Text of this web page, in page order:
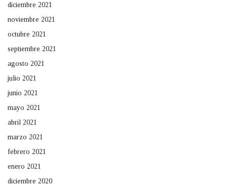
diciembre 2021
noviembre 2021
octubre 2021
septiembre 2021
agosto 2021
julio 2021
junio 2021
mayo 2021
abril 2021
marzo 2021
febrero 2021
enero 2021
diciembre 2020